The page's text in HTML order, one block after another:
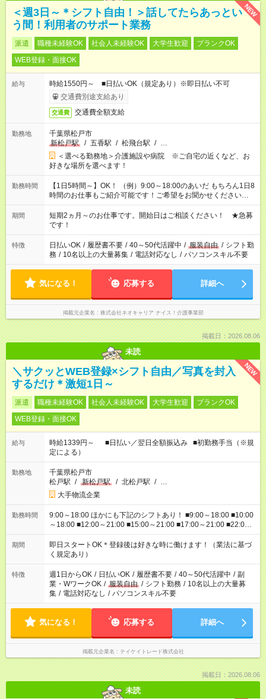
NEW
＜週3日～＊シフト自由！＞話してたらあっとい
う間！利用者のサポート業務
派遣 職種未経験OK 社会人未経験OK 大学生歓迎
ブランクOK
WEB登録・面接OK
給与
時給1550円～ ■日払いOK（規定あり）※即日払い不可
交通費別途支給あり
交通費 交通費全額支給
勤務地
千葉県松戸市
新松戸駅
/ 五香駅 / 松飛台駅 / …
＜選べる勤務地＞介護施設や病院 ※ご自宅の近くなど、お
好きな場所を選べます！
勤務時間
【1日5時間～】OK！ （例）9:00～18:00のあいだ もちろん1日8
時間のお仕事もご紹介可能です！ご希望をお聞かせください！
その他の時間帯もあなたのライフスタイルに合わせて お選びい
ただけます！ 【シフト固定もOK】★家庭の都合でお休みが必要
な場合も遠慮なくご相談ください。 ※週最低15時間以上の勤務
が必要です
期間
短期2ヵ月～のお仕事です。開始日はご相談ください！ ★急募
です！
特徴 日払いOK / 履歴書不要 / 40～50代活躍中 / 服装自由 / シフト勤
務 / 10名以上の大量募集 / 電話対応なし / パソコンスキル不要
気になる！ 応募する 詳細へ
掲載元企業名 株式会社ネオキャリア ナイス！介護事業部
掲載日：2026.08.06
未読
NEW
＼サクッとWEB登録×シフト自由／写真を封入
するだけ＊激短1日～
派遣 職種未経験OK 社会人未経験OK 大学生歓迎
ブランクOK
WEB登録・面接OK
給与
時給1339円～ ■日払い／翌日全額振込み ■初勤務手当（※規
定による）
勤務地
千葉県松戸市
松戸駅 / 新松戸駅 / 北松戸駅 / …
大手物流企業
勤務時間
9:00～18:00 ほかにも下記のシフトあり！ ■9:00～18:00 ■10:00
～18:00 ■12:00～21:00 ■15:00～21:00 ■17:00～21:00 ■22:00
～翌6:00 など ※お仕事、勤務地により勤務時間帯は異なりま
す
期間
即日スタートOK＊登録後は好きな時に働けます！（業法に基づ
く規定あり）
特徴 週1日からOK / 日払いOK / 履歴書不要 / 40～50代活躍中 / 副
業・WワークOK / 服装自由 / シフト勤務 / 10名以上の大量募
集 / 電話対応なし / パソコンスキル不要
気になる！ 応募する 詳細へ
掲載元企業名 テイケイトレード株式会社
掲載日：2026.08.06
未読